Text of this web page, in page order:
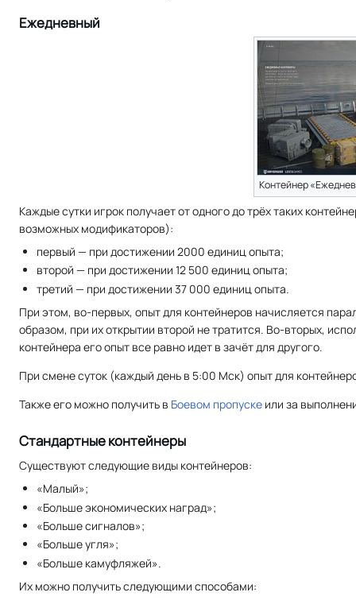
Ежедневный
Контейнер
Каждые сутки игрок получает от одного до трёх таких
возможных модификаторов):
первый — при достижении 2000 единиц опыта;
второй — при достижении 12 500 единиц опыта;
третий — при достижении 37 000 единиц опыта.
При этом, во-первых, опыт для контейнеров начисляется
образом, при их открытии второй не тратится. Во-вторых,
контейнера его опыт все равно идет в зачёт для другого.
При смене суток (каждый день в 5:00 Мск) опыт для
Также его можно получить в Боевом пропуске или за
Стандартные контейнеры
Существуют следующие виды контейнеров:
«Малый»;
«Больше экономических наград»;
«Больше сигналов»;
«Больше угля»;
«Больше камуфляжей».
Их можно получить следующими способами: